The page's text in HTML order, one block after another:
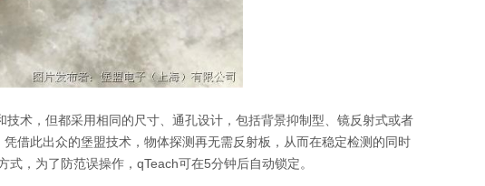
术，但都采用相同的尺寸、通孔设计，包括背景抑制型、镜反射式或者
借此出众的堡盟技术，物体探测再无需反射板，从而在稳定检测的同时
，为了防范误操作，qTeach可在5分钟后自动锁定。